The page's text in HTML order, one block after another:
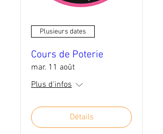
Plusieurs dates
Cours de Poterie
mar. 11 août
Plus d'infos
Détails